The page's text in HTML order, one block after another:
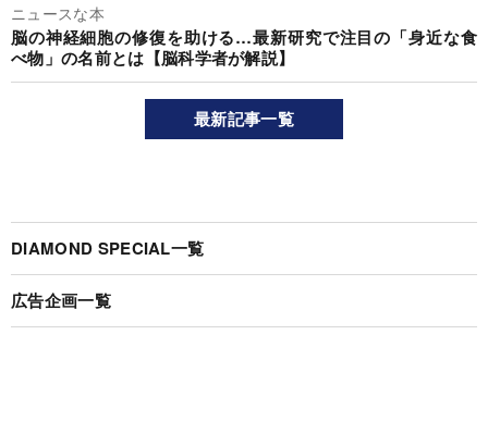
ニュースな本
脳の神経細胞の修復を助ける…最新研究で注目の「身近な食
べ物」の名前とは【脳科学者が解説】
最新記事一覧
DIAMOND SPECIAL一覧
広告企画一覧